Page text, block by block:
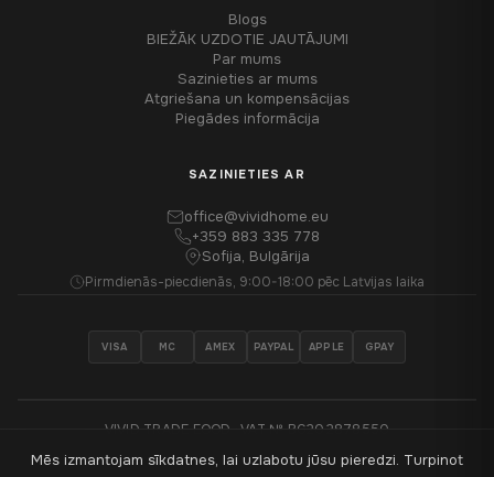
Blogs
BIEŽĀK UZDOTIE JAUTĀJUMI
Par mums
Sazinieties ar mums
Atgriešana un kompensācijas
Piegādes informācija
SAZINIETIES AR
office@vividhome.eu
+359 883 335 778
Sofija, Bulgārija
Pirmdienās-piecdienās, 9:00-18:00 pēc Latvijas laika
VISA MC AMEX PAYPAL APPLE GPAY
VIVID TRADE EOOD · VAT № BG202878550
Mēs izmantojam sīkdatnes, lai uzlabotu jūsu pieredzi. Turpinot